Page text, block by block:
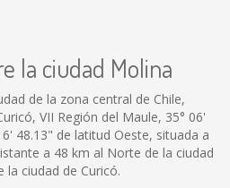
la ciudad Molina
de la zona central de Chile,
VII Región del Maule, 35° 06'
48.13" de latitud Oeste, situada a
a 48 km al Norte de la ciudad
la ciudad de Curicó.